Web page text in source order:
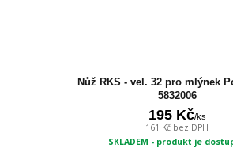
Nůž RKS - vel. 32 pro mlýnek
5832006
195 Kč/ks
161 Kč bez DPH
SKLADEM - produkt je